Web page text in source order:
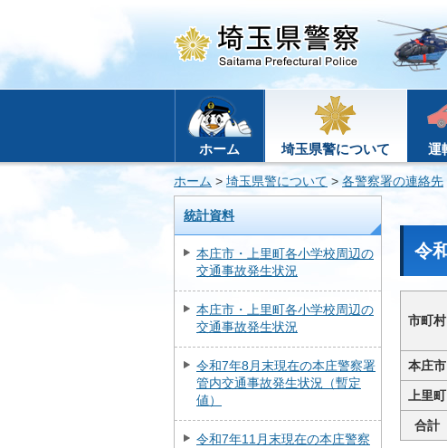
ホーム 埼玉県警について 運
ホーム > 埼玉県警について > 各警察署の連絡先
統計資料
本庄市・上里町各小学校周辺の
交通事故発生状況
本庄市・上里町各小学校周辺の
交通事故発生状況
令和7年8月末現在の本庄警察署
管内交通事故発生状況（暫定
値）
令和7年11月末現在の本庄警察
令
市町村
本庄市
上里町
合計